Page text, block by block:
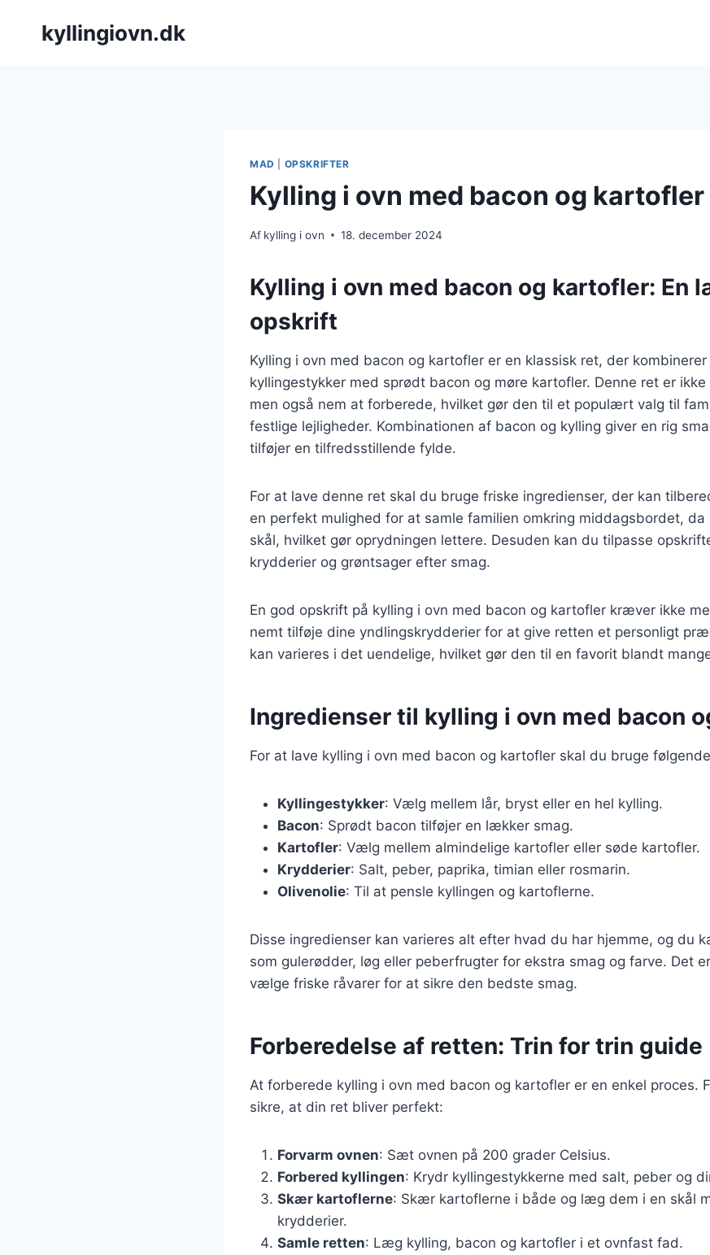
kyllingiovn.dk
MAD OPSKRIFTER
Kylling i ovn med bacon og kartofler
Af kylling i ovn 18. december 2024
Kylling i ovn med bacon og kartofler: En
opskrift
Kylling i ovn med bacon og kartofler er en klassisk ret, der
kyllingestykker med sprødt bacon og møre kartofler. Denne ret er
men også nem at forberede, hvilket gør den til et populært valg til
festlige lejligheder. Kombinationen af bacon og kylling giver en rig
tilføjer en tilfredsstillende fylde.
For at lave denne ret skal du bruge friske ingredienser, der kan
en perfekt mulighed for at samle familien omkring middagsbordet, da
skål, hvilket gør oprydningen lettere. Desuden kan du tilpasse
krydderier og grøntsager efter smag.
En god opskrift på kylling i ovn med bacon og kartofler kræver ikke
nemt tilføje dine yndlingskrydderier for at give retten et personligt
kan varieres i det uendelige, hvilket gør den til en favorit blandt
Ingredienser til kylling i ovn med bacon
For at lave kylling i ovn med bacon og kartofler skal du bruge
Kyllingestykker: Vælg mellem lår, bryst eller en hel kylling.
Bacon: Sprødt bacon tilføjer en lækker smag.
Kartofler: Vælg mellem almindelige kartofler eller søde kartofler.
Krydderier: Salt, peber, paprika, timian eller rosmarin.
Olivenolie: Til at pensle kyllingen og kartoflerne.
Disse ingredienser kan varieres alt efter hvad du har hjemme, og du
som gulerødder, løg eller peberfrugter for ekstra smag og farve. Det
vælge friske råvarer for at sikre den bedste smag.
Forberedelse af retten: Trin for trin guide
At forberede kylling i ovn med bacon og kartofler er en enkel proces.
sikre, at din ret bliver perfekt:
Forvarm ovnen: Sæt ovnen på 200 grader Celsius.
Forbered kyllingen: Krydr kyllingestykkerne med salt, peber og
Skær kartoflerne: Skær kartoflerne i både og læg dem i en skål
krydderier.
Samle retten: Læg kylling, bacon og kartofler i et ovnfast fad.